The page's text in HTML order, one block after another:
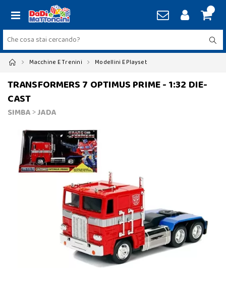
Macchine E Trenini Modellini E Playset
TRANSFORMERS 7 OPTIMUS PRIME - 1:32 DIE-
CAST
SIMBA>JADA